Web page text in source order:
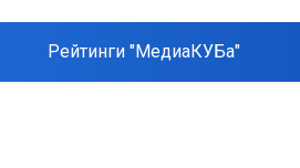
Рейтинги "МедиаКУБа"